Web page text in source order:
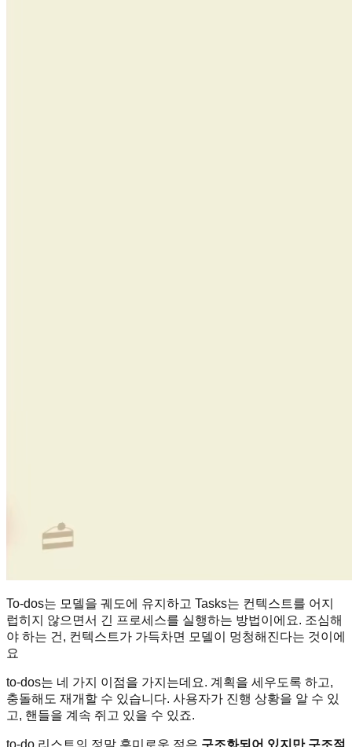
To-dos는 모델을 궤도에 유지하고 Tasks는 컨텍스트를 어지
럽히지 않으면서 긴 프로세스를 실행하는 방법이에요. 조심해
야 하는 건, 컨텍스트가 가득차면 모델이 멍청해진다는 것이에
요
to-dos는 네 가지 이점을 가지는데요. 계획을 세우도록 하고,
충돌해도 재개할 수 있습니다. 사용자가 진행 상황을 알 수 있
고, 핸들을 계속 쥐고 있을 수 있죠.
to-do 리스트의 정말 흥미로운 점은 구조화되어 있지만 구조적